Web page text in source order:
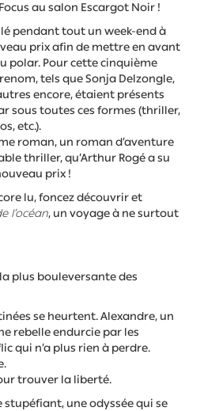
au salon Escargot Noir !
pendant tout un week-end à
prix afin de mettre en avant
polar. Pour cette cinquième
tels que Sonja Delzongle,
encore, étaient présents
sous toutes ces formes (thriller,
etc.).
roman, un roman d’aventure
thriller, qu’Arthur Rogé a su
prix !
lu, foncez découvrir et
l’océan, un voyage à ne surtout
plus bouleversante des
se heurtent. Alexandre, un
rebelle endurcie par les
qui n’a plus rien à perdre.
trouver la liberté.
stupéfiant, une odyssée qui se